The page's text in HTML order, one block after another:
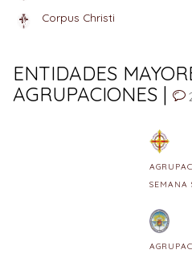
Corpus Christi
ENTIDADES
AGRUPACIONES |
SEMANA